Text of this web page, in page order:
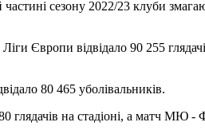
сезону 2022/23 клуби
Європи відвідало 90 255
80 465 уболівальників.
глядачів на стадіоні, а матч МЮ -